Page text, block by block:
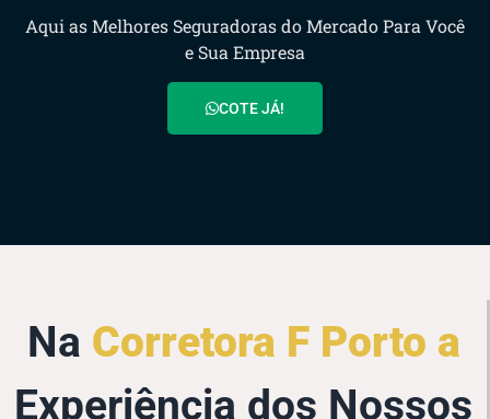
Aqui as Melhores Seguradoras do Mercado Para Você
e Sua Empresa
COTE JÁ!
Na Corretora F Porto a
Experiência dos Nossos